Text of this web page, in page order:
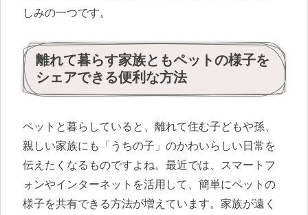
しみの一つです。
離れて暮らす家族ともペットの様子を
シェアできる便利な方法
ペットと暮らしていると、離れて住む子どもや孫、
親しい家族にも「うちの子」のかわいらしい日常を
伝えたくなるものですよね。最近では、スマートフ
ォンやインターネットを活用して、簡単にペットの
様子を共有できる方法が増えています。家族が遠く